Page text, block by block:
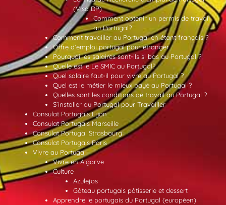
(Visa DP)
Comment obtenir un permis de travail
au Portugal?
Comment travailler au Portugal en étant français ?
Offre d’emploi portugal pour etranger
Pourquoi les salaires sont-ils si bas au Portugal ?
Quelle est le Le SMIC au Portugal?
Quel salaire faut-il pour vivre au Portugal ?
Quel est le métier le mieux payé au Portugal ?
Quelles sont les conditions de travail au Portugal ?
S’installer au Portugal pour Travailler
Consulat Portugais Lyon
Consulat Portugais Marseille
Consulat Portugal Strasbourg
Consulat Portugais Paris
Vivre au Portugal
Vivre en Algarve
Culture
Azulejos
Gâteau portugais pâtisserie et dessert
Apprendre le portugais du Portugal (européen)